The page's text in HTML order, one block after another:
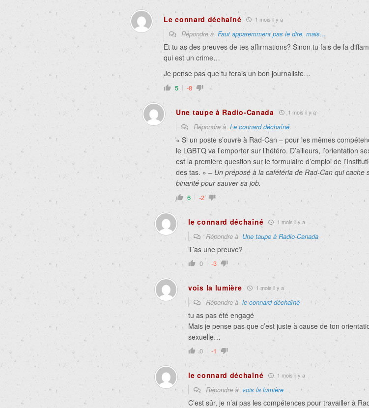
Le connard déchaîné 1 mois il y a
Répondre à Faut apparemment pas le dire, mais...
Et tu as des preuves de tes affirmations? Sinon tu fais de la
qui est un crime…
Je pense pas que tu ferais un bon journaliste…
5 -8
Une taupe à Radio-Canada 1 mois il y a
Répondre à Le connard déchaîné
« Si un poste s’ouvre à Rad-Can – pour les mêmes
le LGBTQ va l’emporter sur l’hétéro. D’ailleurs, l’orientation
est la première question sur le formulaire d’emploi de
des tas. » – Un préposé à la cafétéria de Rad-Can qui cache
binarité pour sauver sa job.
6 -2
le connard déchaîné 1 mois il y a
Répondre à Une taupe à Radio-Canada
T’as une preuve?
0 -3
vois la lumière 1 mois il y a
Répondre à le connard déchaîné
tu as pas été engagé
Mais je pense pas que c’est juste à cause de ton
sexuelle…
0 -1
le connard déchaîné 1 mois il y a
Répondre à vois la lumière
C’est sûr, je n’ai pas les compétences pour travailler à